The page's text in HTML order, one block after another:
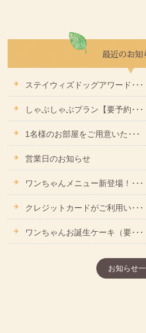
ステイウィズドッグアワード･･･
しゃぶしゃぶプラン【要予約･･･
1名様のお部屋をご用意いた･･･
営業日のお知らせ
ワンちゃんメニュー新登場！･･･
クレジットカードがご利用い･･･
ワンちゃんお誕生ケーキ（要･･･
お知らせ